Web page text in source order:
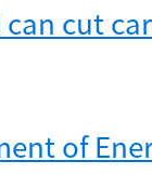
cut
of